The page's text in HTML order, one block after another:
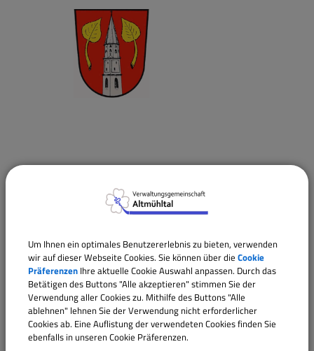
Um Ihnen ein optimales Benutzererlebnis zu bieten, verwenden
wir auf dieser Webseite Cookies. Sie können über die Cookie
Präferenzen Ihre aktuelle Cookie Auswahl anpassen. Durch das
Betätigen des Buttons "Alle akzeptieren" stimmen Sie der
Verwendung aller Cookies zu. Mithilfe des Buttons "Alle
ablehnen" lehnen Sie der Verwendung nicht erforderlicher
Cookies ab. Eine Auflistung der verwendeten Cookies finden Sie
ebenfalls in unseren Cookie Präferenzen.